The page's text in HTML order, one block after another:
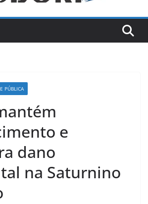
PÚBLICA
e
dano
na Saturnino